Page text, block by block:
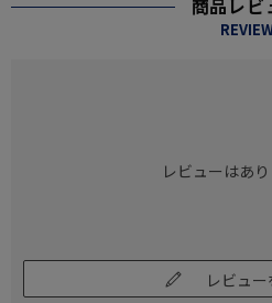
商品レビ
レビューはあり
レビュー